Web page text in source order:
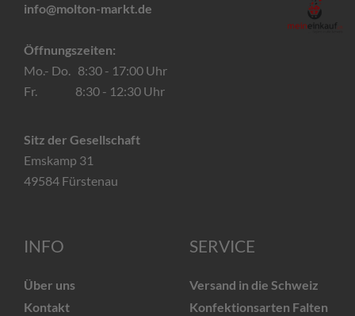
info@molton-markt.de
Öffnungszeiten:
Mo.- Do. 8:30 - 17:00 Uhr
Fr. 8:30 - 12:30 Uhr
Sitz der Gesellschaft
Emskamp 31
49584 Fürstenau
INFO
Über uns
Kontakt
SERVICE
Versand in die Schweiz
Konfektionsarten Falten